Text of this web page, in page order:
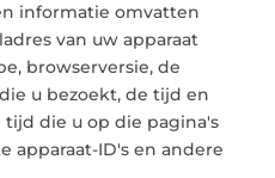
informatie omvatten
van uw apparaat
browserversie, de
u bezoekt, de tijd en
die u op die pagina's
apparaat-ID's en andere